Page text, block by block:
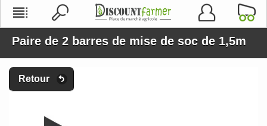
Paire de 2 barres de mise de soc de 1,5m
Retour